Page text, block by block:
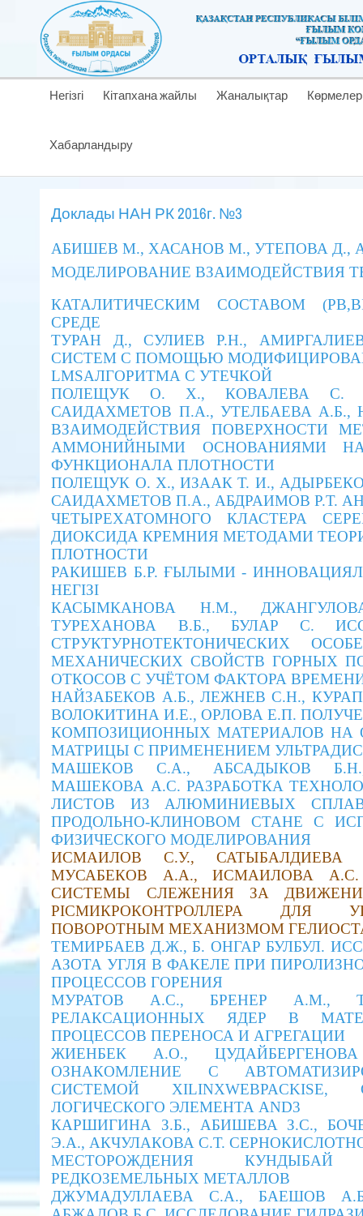
Негізгі Кітапхана жайлы Жаналықтар Көрмелер
Хабарландыру
Доклады НАН РК 2016г. №3
АБИШЕВ М., ХАСАНОВ М., УТЕПОВА Д.,
МОДЕЛИРОВАНИЕ ВЗАИМОДЕЙСТВИЯ
КАТАЛИТИЧЕСКИМ СОСТАВОМ
СРЕДЕ
ТУРАН Д., СУЛИЕВ Р.Н.,
СИСТЕМ С ПОМОЩЬЮ
LMSАЛГОРИТМА С УТЕЧКОЙ
ПОЛЕЩУК O. Х., КОВАЛЕВА С.
САИДАХМЕТОВ П.А., УТЕЛБАЕВА А.Б.,
ВЗАИМОДЕЙСТВИЯ ПОВЕРХНОСТИ
АММОНИЙНЫМИ ОСНОВАНИЯМИ
ФУНКЦИОНАЛА ПЛОТНОСТИ
ПОЛЕЩУК O. Х., ИЗААК Т. И.,
САИДАХМЕТОВ П.А., АБДРАИМОВ Р.Т.
ЧЕТЫРЕХАТОМНОГО КЛАСТЕРА
ДИОКСИДА КРЕМНИЯ МЕТОДАМИ
ПЛОТНОСТИ
РАКИШЕВ Б.Р. ҒЫЛЫМИ -
НЕГIЗI
КАСЫМКАНОВА Н.М.,
ТУРЕХАНОВА В.Б., БУЛАР С.
СТРУКТУРНО­ТЕКТОНИЧЕСКИХ
МЕХАНИЧЕСКИХ СВОЙСТВ ГОРНЫХ
ОТКОСОВ С УЧЁТОМ ФАКТОРА
НАЙЗАБЕКОВ А.Б., ЛЕЖНЕВ С.Н.,
ВОЛОКИТИНА И.Е., ОРЛОВА Е.П.
КОМПОЗИЦИОННЫХ МАТЕРИАЛОВ
МАТРИЦЫ С ПРИМЕНЕНИЕМ
МАШЕКОВ С.А., АБСАДЫКОВ
МАШЕКОВА А.С. РАЗРАБОТКА
ЛИСТОВ ИЗ АЛЮМИНИЕВЫХ
ПРОДОЛЬНО-КЛИНОВОМ СТАНЕ С
ФИЗИЧЕСКОГО МОДЕЛИРОВАНИЯ
ИСМАИЛОВ С.У.,
МУСАБЕКОВ А.А., ИСМАИЛОВА
СИСТЕМЫ СЛЕЖЕНИЯ ЗА
PICМИКРОКОНТРОЛЛЕРА ДЛЯ
ПОВОРОТНЫМ МЕХАНИЗМОМ
ТЕМИРБАЕВ Д.Ж., Б. ОНГАР БУЛБУЛ.
АЗОТА УГЛЯ В ФАКЕЛЕ ПРИ
ПРОЦЕССОВ ГОРЕНИЯ
МУРАТОВ А.С., БРЕНЕР А.М.,
РЕЛАКСАЦИОННЫХ ЯДЕР В
ПРОЦЕССОВ ПЕРЕНОСА И АГРЕГАЦИИ
ЖИЕНБЕК А.О.,
ОЗНАКОМЛЕНИЕ С
СИСТЕМОЙ
ЛОГИЧЕСКОГО ЭЛЕМЕНТА AND3
КАРШИГИНА З.Б., АБИШЕВА З.С.,
Э.А., АКЧУЛАКОВА С.Т.
МЕСТОРОЖДЕНИЯ
РЕДКОЗЕМЕЛЬНЫХ МЕТАЛЛОВ
ДЖУМАДУЛЛАЕВА С.А., БАЕШОВ